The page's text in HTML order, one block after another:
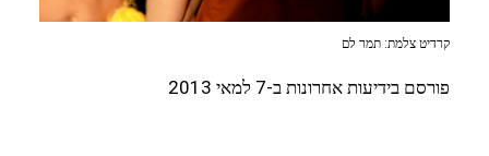
קרדיט צלמת: תמר לם
פורסם בידיעות אחרונות ב-7 למאי 2013